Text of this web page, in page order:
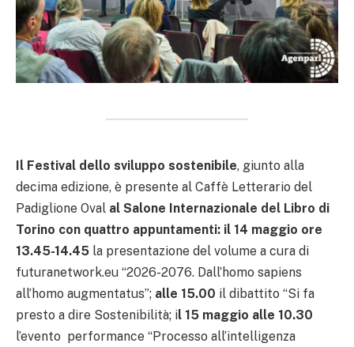
Il Festival dello sviluppo sostenibile, giunto alla
decima edizione, è presente al Caffè Letterario del
Padiglione Oval al Salone Internazionale del Libro di
Torino con quattro appuntamenti: il 14 maggio ore
13.45-14.45 la presentazione del volume a cura di
futuranetwork.eu “2026-2076. Dall’homo sapiens
all’homo augmentatus”; alle 15.00 il dibattito “Si fa
presto a dire Sostenibilità; il 15 maggio alle 10.30
l’evento performance “Processo all’intelligenza